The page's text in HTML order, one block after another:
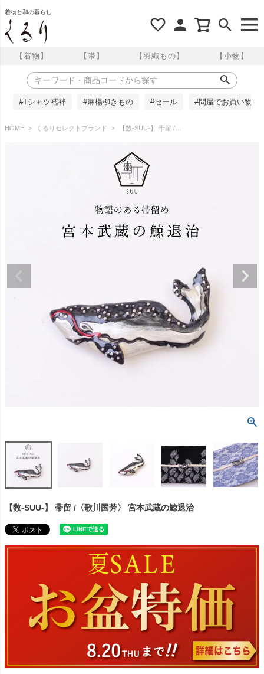
着物と和の暮らし
【着物】 【帯】 【羽織もの】 【小物】
#Tシャツ襦袢 #麻楊柳きもの #セール #問屋でお買い物
HOME くるりセレクトブランド 【数-SUU-】 帯留 /〈歌川国芳〉 宮本武蔵の鯨退治
【数-SUU-】 帯留 /〈歌川国芳〉 宮本武蔵の鯨退治